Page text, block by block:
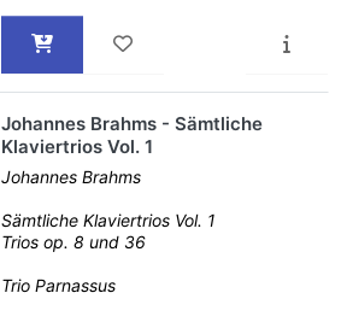
Johannes Brahms - Sämtliche
Klaviertrios Vol. 1
Johannes Brahms
Sämtliche Klaviertrios Vol. 1
Trios op. 8 und 36
Trio Parnassus